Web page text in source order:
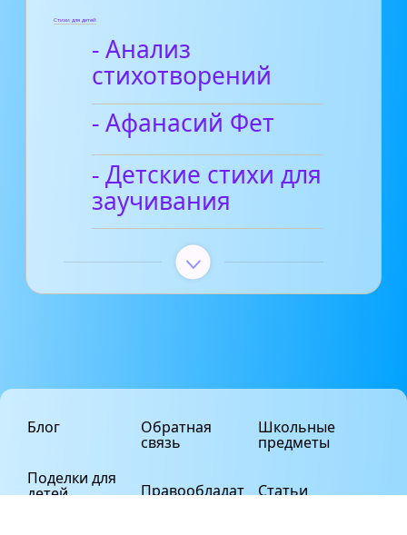
Стихи для детей
- Анализ
стихотворений
- Афанасий Фет
- Детские стихи для
заучивания
Блог
Поделки для
детей
Обратная
связь
Правообладат
Школьные
предметы
Статьи